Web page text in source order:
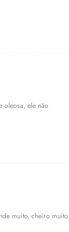
oleosa, ele não
muito, cheiro muito